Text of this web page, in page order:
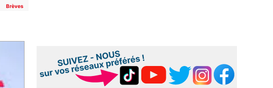
Brèves